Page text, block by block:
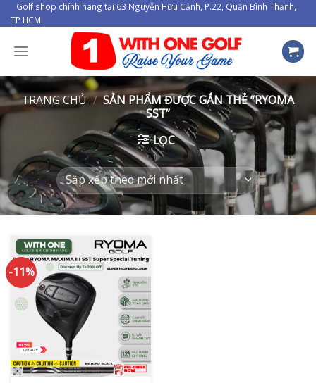
Skip
to
content
Golf shop chính hãng tại 63 Nguyễn Hữu Cảnh, P.22, Quận Bình Thạnh,
TP HCM
TRANG CHỦ / SẢN PHẨM ĐƯỢC GẮN THẺ “RYOMA
SST”
LỌC
-11%